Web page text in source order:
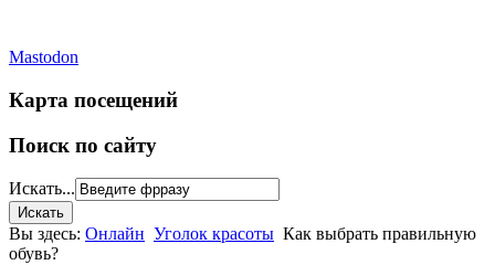
Mastodon
Карта посещений
Поиск по сайту
Искать...
Вы здесь: Онлайн Уголок красоты Как выбрать правильную
обувь?